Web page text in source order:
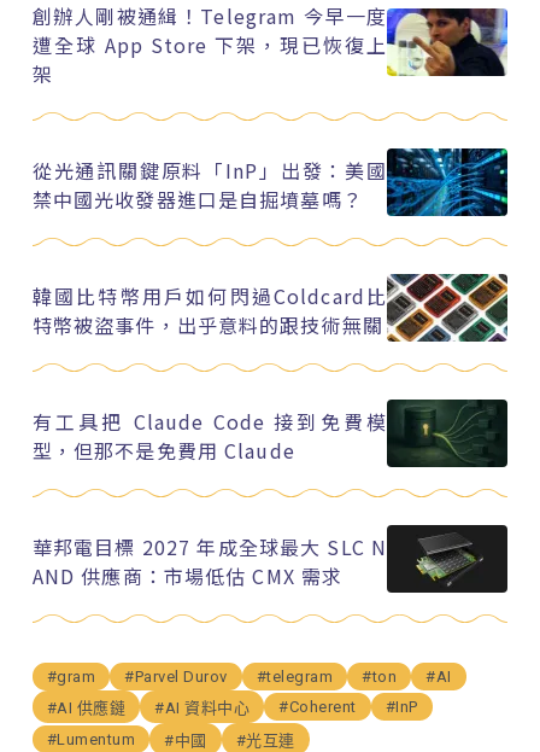
創辦人剛被通緝！Telegram 今早一度
遭全球 App Store 下架，現已恢復上
架
從光通訊關鍵原料「InP」出發：美國
禁中國光收發器進口是自掘墳墓嗎？
韓國比特幣用戶如何閃過Coldcard比
特幣被盜事件，出乎意料的跟技術無關
有工具把 Claude Code 接到免費模
型，但那不是免費用 Claude
華邦電目標 2027 年成全球最大 SLC N
AND 供應商：市場低估 CMX 需求
#gram #Parvel Durov #telegram #ton
#AI
#AI 供應鏈
#AI 資料中心 #Coherent
#InP
#Lumentum
#中國
#光互連